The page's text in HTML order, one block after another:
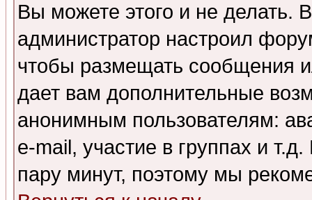
Вы можете этого и не делать.
администратор настроил
чтобы размещать сообщения
дает вам дополнительные
анонимным пользователям:
e-mail, участие в группах и
пару минут, поэтому мы